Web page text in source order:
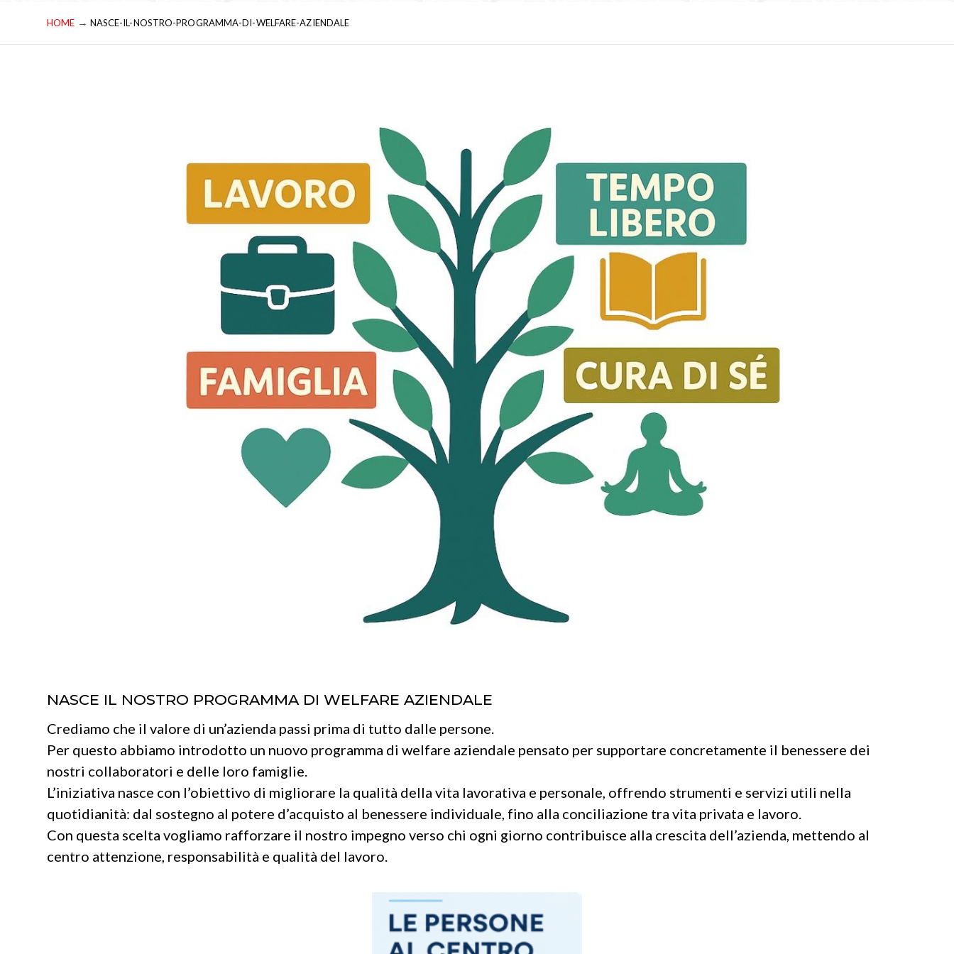
HOME → NASCE-IL-NOSTRO-PROGRAMMA-DI-WELFARE-AZIENDALE
NASCE IL NOSTRO PROGRAMMA DI WELFARE AZIENDALE
Crediamo che il valore di un’azienda passi prima di tutto dalle persone.
Per questo abbiamo introdotto un nuovo programma di welfare aziendale pensato per supportare concretamente il benessere dei
nostri collaboratori e delle loro famiglie.
L’iniziativa nasce con l’obiettivo di migliorare la qualità della vita lavorativa e personale, offrendo strumenti e servizi utili nella
quotidianità: dal sostegno al potere d’acquisto al benessere individuale, fino alla conciliazione tra vita privata e lavoro.
Con questa scelta vogliamo rafforzare il nostro impegno verso chi ogni giorno contribuisce alla crescita dell’azienda, mettendo al
centro attenzione, responsabilità e qualità del lavoro.